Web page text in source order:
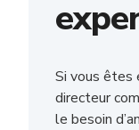
Si vous êtes
directeur
le besoin